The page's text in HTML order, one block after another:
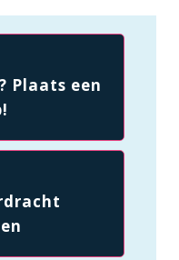
Plaats een